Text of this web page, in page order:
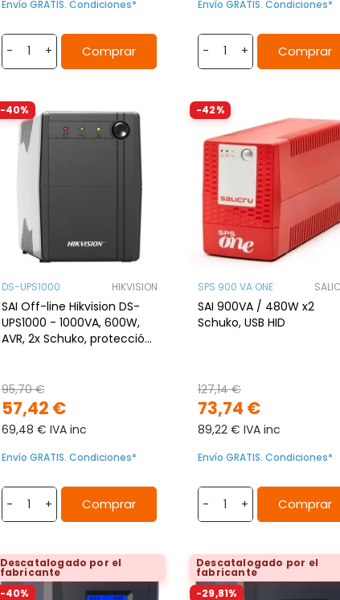
Envío GRATIS. Condiciones*
- + Comprar
Envío GRATIS. Condiciones*
- + Comprar
-40%
DS-UPS1000 HIKVISION
SAI Off-line Hikvision DS-
UPS1000 - 1000VA, 600W,
AVR, 2x Schuko, protección
57,42 €
95,70 €
69,48 € IVA inc
Envío GRATIS. Condiciones*
- + Comprar
-42%
SPS 900 VA ONE
SAI 900VA / 480W x2
Schuko, USB HID
73,74 €
127,14 €
89,22 € IVA inc
Envío GRATIS. Condiciones*
- + Comprar
Descatalogado por el
fabricante
-40%
Descatalogado por el
fabricante
-29,81%